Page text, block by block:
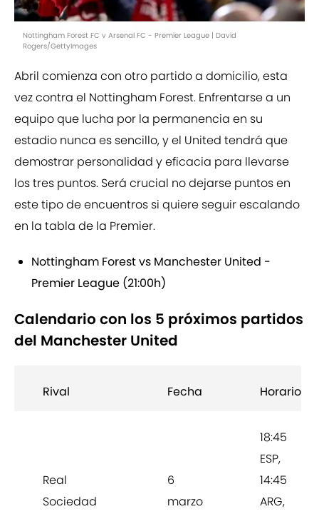
Nottingham Forest FC v Arsenal FC - Premier League | David
Rogers/GettyImages
Abril comienza con otro partido a domicilio, esta
vez contra el Nottingham Forest. Enfrentarse a un
equipo que lucha por la permanencia en su
estadio nunca es sencillo, y el United tendrá que
demostrar personalidad y eficacia para llevarse
los tres puntos. Será crucial no dejarse puntos en
este tipo de encuentros si quiere seguir escalando
en la tabla de la Premier.
Nottingham Forest vs Manchester United -
Premier League (21:00h)
Calendario con los 5 próximos partidos
del Manchester United
Rival Fecha Horario
Real
Sociedad
6
marzo
18:45
ESP,
14:45
ARG,